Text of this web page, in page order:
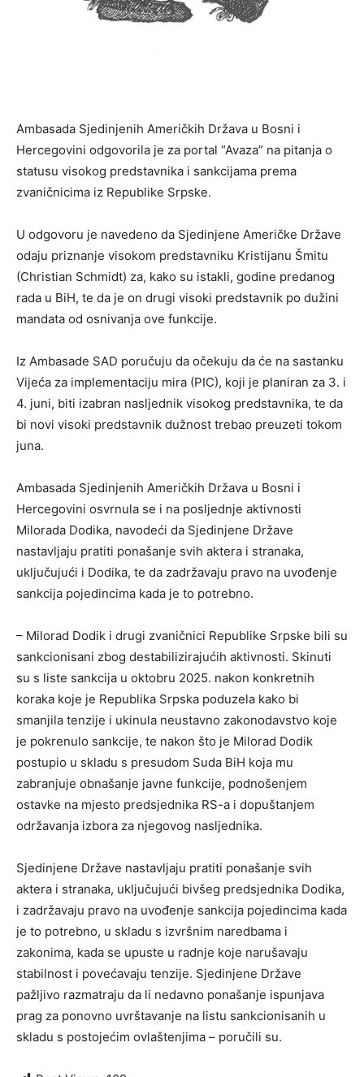
Ambasada Sjedinjenih Američkih Država u Bosni i
Hercegovini odgovorila je za portal “Avaza” na pitanja o
statusu visokog predstavnika i sankcijama prema
zvaničnicima iz Republike Srpske.
U odgovoru je navedeno da Sjedinjene Američke Države
odaju priznanje visokom predstavniku Kristijanu Šmitu
(Christian Schmidt) za, kako su istakli, godine predanog
rada u BiH, te da je on drugi visoki predstavnik po dužini
mandata od osnivanja ove funkcije.
Iz Ambasade SAD poručuju da očekuju da će na sastanku
Vijeća za implementaciju mira (PIC), koji je planiran za 3. i
4. juni, biti izabran nasljednik visokog predstavnika, te da
bi novi visoki predstavnik dužnost trebao preuzeti tokom
juna.
Ambasada Sjedinjenih Američkih Država u Bosni i
Hercegovini osvrnula se i na posljednje aktivnosti
Milorada Dodika, navodeći da Sjedinjene Države
nastavljaju pratiti ponašanje svih aktera i stranaka,
uključujući i Dodika, te da zadržavaju pravo na uvođenje
sankcija pojedincima kada je to potrebno.
– Milorad Dodik i drugi zvaničnici Republike Srpske bili su
sankcionisani zbog destabilizirajućih aktivnosti. Skinuti
su s liste sankcija u oktobru 2025. nakon konkretnih
koraka koje je Republika Srpska poduzela kako bi
smanjila tenzije i ukinula neustavno zakonodavstvo koje
je pokrenulo sankcije, te nakon što je Milorad Dodik
postupio u skladu s presudom Suda BiH koja mu
zabranjuje obnašanje javne funkcije, podnošenjem
ostavke na mjesto predsjednika RS-a i dopuštanjem
održavanja izbora za njegovog nasljednika.
Sjedinjene Države nastavljaju pratiti ponašanje svih
aktera i stranaka, uključujući bivšeg predsjednika Dodika,
i zadržavaju pravo na uvođenje sankcija pojedincima kada
je to potrebno, u skladu s izvršnim naredbama i
zakonima, kada se upuste u radnje koje narušavaju
stabilnost i povećavaju tenzije. Sjedinjene Države
pažljivo razmatraju da li nedavno ponašanje ispunjava
prag za ponovno uvrštavanje na listu sankcionisanih u
skladu s postojećim ovlaštenjima – poručili su.